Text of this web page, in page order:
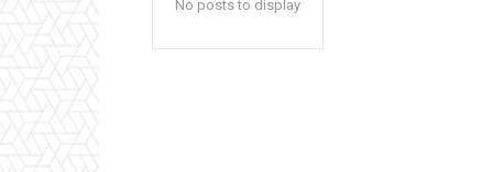
No posts to display